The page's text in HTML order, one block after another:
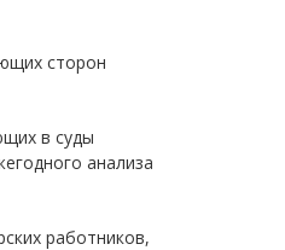
сторон
в суды
анализа
работников,